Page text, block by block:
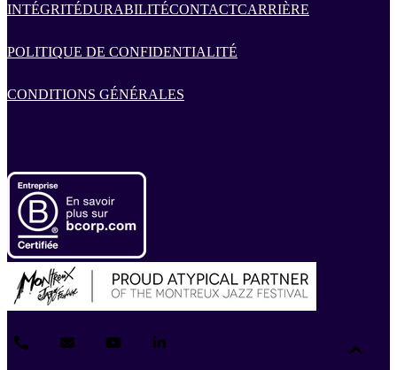
INTÉGRITÉDURABILITÉCONTACTCARRIÈRE
POLITIQUE DE CONFIDENTIALITÉ
CONDITIONS GÉNÉRALES